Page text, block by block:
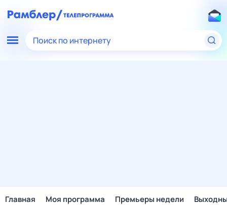
Поиск по интернету
Главная Моя программа Премьеры недели